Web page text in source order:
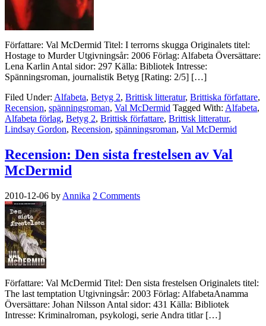
Författare: Val McDermid Titel: I terrorns skugga Originalets titel:
Hostage to Murder Utgivningsår: 2006 Förlag: Alfabeta Översättare:
Lena Karlin Antal sidor: 297 Källa: Bibliotek Intresse:
Spänningsroman, journalistik Betyg [Rating: 2/5] […]
Filed Under: Alfabeta, Betyg 2, Brittisk litteratur, Brittiska författare,
Recension, spänningsroman, Val McDermid Tagged With: Alfabeta,
Alfabeta förlag, Betyg 2, Brittisk författare, Brittisk litteratur,
Lindsay Gordon, Recension, spänningsroman, Val McDermid
Recension: Den sista frestelsen av Val
McDermid
2010-12-06 by Annika 2 Comments
Författare: Val McDermid Titel: Den sista frestelsen Originalets titel:
The last temptation Utgivningsår: 2003 Förlag: AlfabetaAnamma
Översättare: Johan Nilsson Antal sidor: 431 Källa: Bibliotek
Intresse: Kriminalroman, psykologi, serie Andra titlar […]